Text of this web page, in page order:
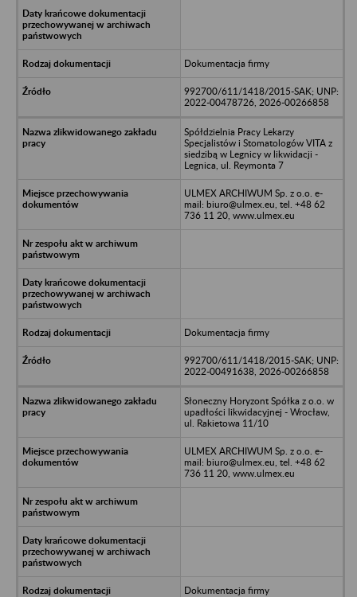
Dokumentacja firmy
992700/611/1418/2015-SAK; UNP:
2022-00478726, 2026-00266858
Spółdzielnia Pracy Lekarzy
Specjalistów i Stomatologów VITA z
siedzibą w Legnicy w likwidacji -
Legnica, ul. Reymonta 7
ULMEX ARCHIWUM Sp. z o.o. e-
mail: biuro@ulmex.eu, tel. +48 62
736 11 20, www.ulmex.eu
Dokumentacja firmy
992700/611/1418/2015-SAK; UNP:
2022-00491638, 2026-00266858
Słoneczny Horyzont Spółka z o.o. w
upadłości likwidacyjnej - Wrocław,
ul. Rakietowa 11/10
ULMEX ARCHIWUM Sp. z o.o. e-
mail: biuro@ulmex.eu, tel. +48 62
736 11 20, www.ulmex.eu
Dokumentacja firmy